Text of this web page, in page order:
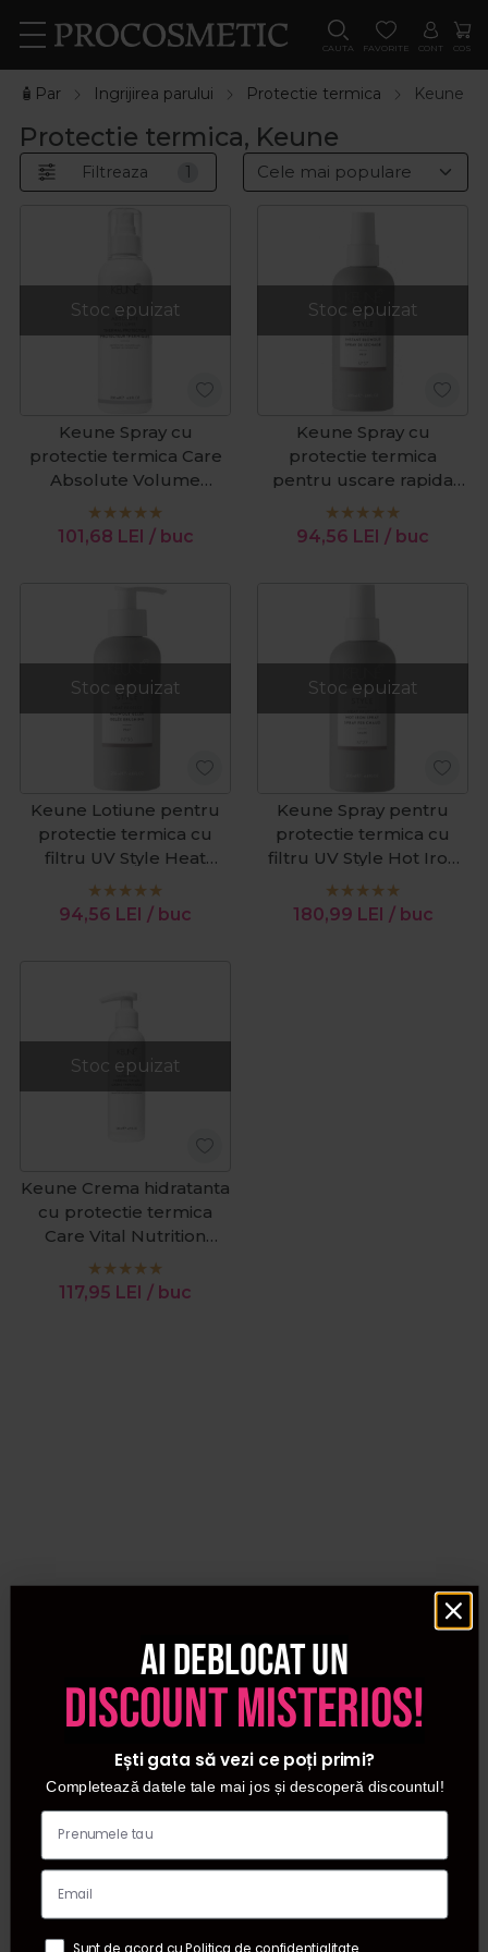
CAUTA FAVORITE CONT COS
🧴Par Ingrijirea parului Protectie termica Keune
Protectie termica, Keune
Filtreaza 1
Stoc epuizat
Keune Spray cu
protectie termica Care
Absolute Volume
Thermal Protector
200ml
101,68 LEI / buc
Stoc epuizat
Keune Spray cu
protectie termica
pentru uscare rapida
Style Heat Protect
Instant Blowout N. 37
94,56 LEI / buc
Stoc epuizat
Keune Lotiune pentru
protectie termica cu
filtru UV Style Heat
Protect Blowout Gelee
N. 56 200ml
94,56 LEI / buc
Stoc epuizat
Keune Spray pentru
protectie termica cu
filtru UV Style Hot Iron
N. 27 200ml
180,99 LEI / buc
Stoc epuizat
Keune Crema hidratanta
cu protectie termica
Care Vital Nutrition
140ml
117,95 LEI / buc
Ai deblocat un
discount misterios!
Ești gata să vezi ce poți primi?
Completează datele tale mai jos și descoperă discountul!
Sunt de acord cu Politica de confidentialitate